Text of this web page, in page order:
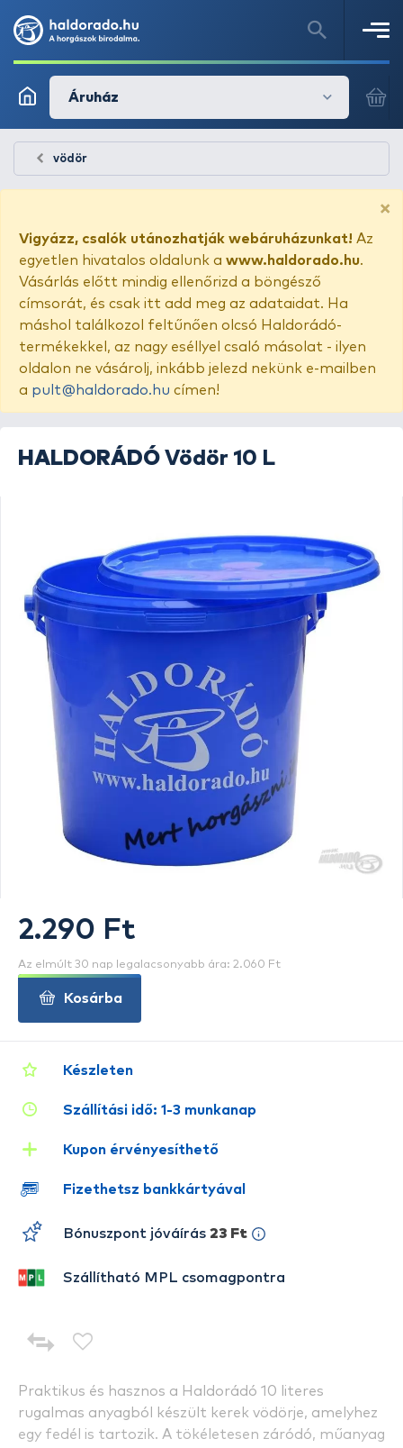
Áruház
vödör
×
Vigyázz, csalók utánozhatják webáruházunkat! Az
egyetlen hivatalos oldalunk a www.haldorado.hu.
Vásárlás előtt mindig ellenőrizd a böngésző
címsorát, és csak itt add meg az adataidat. Ha
máshol találkozol feltűnően olcsó Haldorádó-
termékekkel, az nagy eséllyel csaló másolat - ilyen
oldalon ne vásárolj, inkább jelezd nekünk e-mailben
a pult@haldorado.hu címen!
HALDORÁDÓ Vödör 10 L
Praktikus és hasznos a Haldorádó 10 literes
rugalmas anyagból készült kerek vödörje, amelyhez
egy fedél is tartozik. A tökéletesen záródó, műanyag
Készleten
Szállítási idő: 1-3 munkanap
Kupon érvényesíthető
Fizethetsz bankkártyával
Bónuszpont jóváírás 23 Ft
Szállítható MPL csomagpontra
2.290 Ft
Az elmúlt 30 nap legalacsonyabb ára: 2.060 Ft
Kosárba